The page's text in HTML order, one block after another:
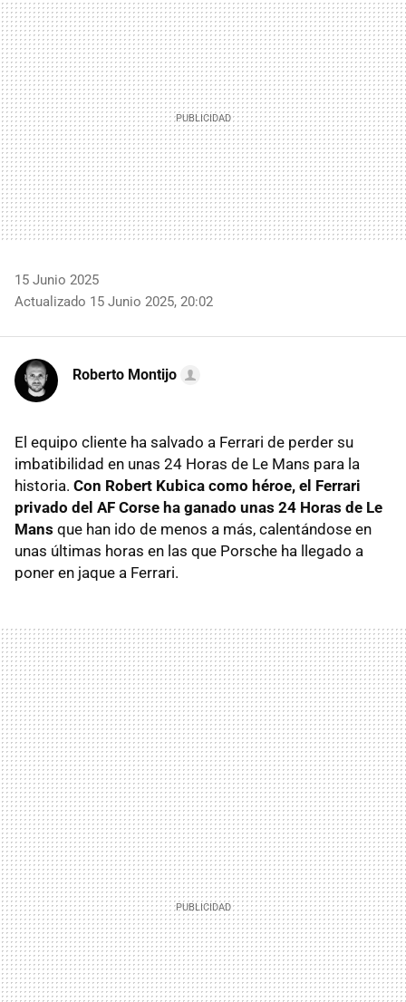
MAIL
15 Junio 2025
Actualizado 15 Junio 2025, 20:02
Roberto Montijo
El equipo cliente ha salvado a Ferrari de perder su
imbatibilidad en unas 24 Horas de Le Mans para la
historia. Con Robert Kubica como héroe, el Ferrari
privado del AF Corse ha ganado unas 24 Horas de Le
Mans que han ido de menos a más, calentándose en
unas últimas horas en las que Porsche ha llegado a
poner en jaque a Ferrari.